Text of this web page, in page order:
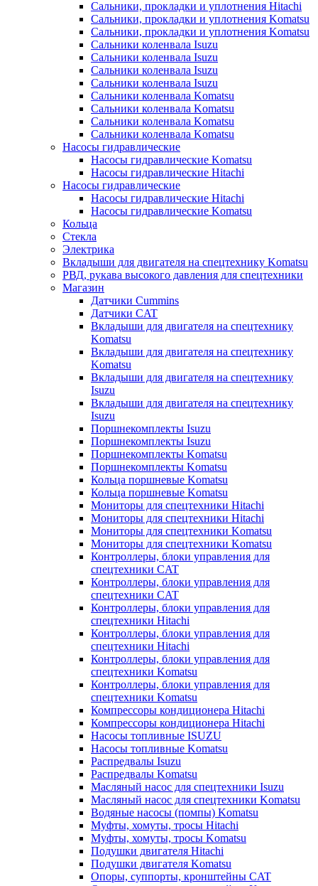
Сальники, прокладки и уплотнения Hitachi
Сальники, прокладки и уплотнения Komatsu
Сальники, прокладки и уплотнения Komatsu
Сальники коленвала Isuzu
Сальники коленвала Isuzu
Сальники коленвала Isuzu
Сальники коленвала Isuzu
Сальники коленвала Komatsu
Сальники коленвала Komatsu
Сальники коленвала Komatsu
Сальники коленвала Komatsu
Насосы гидравлические
Насосы гидравлические Komatsu
Насосы гидравлические Hitachi
Насосы гидравлические
Насосы гидравлические Hitachi
Насосы гидравлические Komatsu
Кольца
Стекла
Электрика
Вкладыши для двигателя на спецтехнику Komatsu
РВД, рукава высокого давления для спецтехники
Магазин
Датчики Cummins
Датчики CAT
Вкладыши для двигателя на спецтехнику
Komatsu
Вкладыши для двигателя на спецтехнику
Komatsu
Вкладыши для двигателя на спецтехнику
Isuzu
Вкладыши для двигателя на спецтехнику
Isuzu
Поршнекомплекты Isuzu
Поршнекомплекты Isuzu
Поршнекомплекты Komatsu
Поршнекомплекты Komatsu
Кольца поршневые Komatsu
Кольца поршневые Komatsu
Мониторы для спецтехники Hitachi
Мониторы для спецтехники Hitachi
Мониторы для спецтехники Komatsu
Мониторы для спецтехники Komatsu
Контроллеры, блоки управления для
спецтехники CAT
Контроллеры, блоки управления для
спецтехники CAT
Контроллеры, блоки управления для
спецтехники Hitachi
Контроллеры, блоки управления для
спецтехники Hitachi
Контроллеры, блоки управления для
спецтехники Komatsu
Контроллеры, блоки управления для
спецтехники Komatsu
Компрессоры кондиционера Hitachi
Компрессоры кондиционера Hitachi
Насосы топливные ISUZU
Насосы топливные Komatsu
Распредвалы Isuzu
Распредвалы Komatsu
Масляный насос для спецтехники Isuzu
Масляный насос для спецтехники Komatsu
Водяные насосы (помпы) Komatsu
Муфты, хомуты, тросы Hitachi
Муфты, хомуты, тросы Komatsu
Подушки двигателя Hitachi
Подушки двигателя Komatsu
Опоры, суппорты, кронштейны CAT